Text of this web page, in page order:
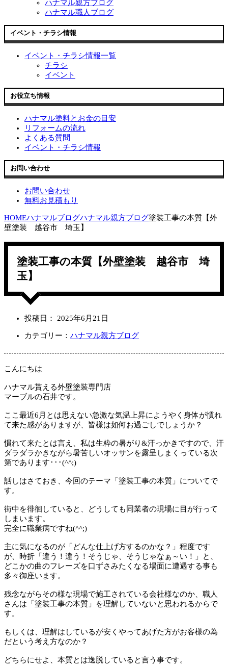
ハナマル親方ブログ
ハナマル職人ブログ
イベント・チラシ情報
イベント・チラシ情報一覧
チラシ
イベント
お役立ち情報
ハナマル塗料とお金の目安
リフォームの流れ
よくある質問
イベント・チラシ情報
お問い合わせ
お問い合わせ
無料お見積もり
HOMEハナマルブログハナマル親方ブログ塗装工事の本質【外
壁塗装 越谷市 埼玉】
塗装工事の本質【外壁塗装 越谷市 埼
玉】
投稿日： 2025年6月21日
カテゴリー： ハナマル親方ブログ
こんにちは
ハナマル貰える外壁塗装専門店
マーブルの石井です。
ここ最近6月とは思えない急激な気温上昇にようやく身体が慣れ
て来た感がありますが、皆様は如何お過ごしでしょうか？
慣れて来たとは言え、私は生粋の暑がり&汗っかきですので、汗
ダラダラかきながら暑苦しいオッサンを露呈しまくっている次
第であります･･･(^^;)
話しはさておき、今回のテーマ「塗装工事の本質」についてで
す。
街中を徘徊していると、どうしても同業者の現場に目が行って
しまいます。
完全に職業病ですね(^^;)
主に気になるのが「どんな仕上げ方するのかな？」程度です
が、時折「違う！違う！そうじゃ、そうじゃなぁ～い！」と、
どこかの曲のフレーズを口ずさみたくなる場面に遭遇する事も
多々御座います。
残念ながらその様な現場で施工されている会社様なのか、職人
さんは「塗装工事の本質」を理解していないと思われるからで
す。
もしくは、理解はしているが安くやってあげた方がお客様の為
だという考え方なのか？
どちらにせよ、本質とは逸脱していると言う事です。